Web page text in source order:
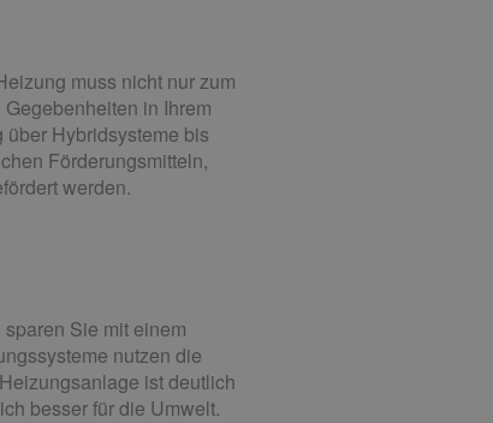
muss nicht nur zum
in Ihrem
Hybridsysteme bis
Förderungsmitteln,
werden.
Sie mit einem
nutzen die
ist deutlich
besser für die Umwelt.